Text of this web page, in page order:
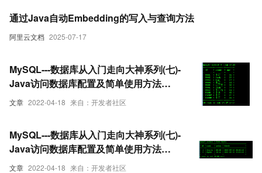
阿里云文档 2025-07-17
通过Java自动Embedding的写入与查询方法
文章 2022-04-18 来自：开发者社区
MySQL---数据库从入门走向大神系列(七)-
Java访问数据库配置及简单使用方法
execute（2）
文章 2022-04-18 来自：开发者社区
MySQL---数据库从入门走向大神系列(七)-
Java访问数据库配置及简单使用方法
execute（1）